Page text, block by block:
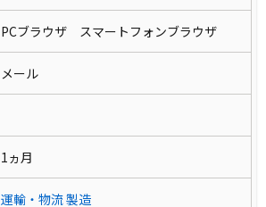
PCブラウザ スマートフォンブラウザ
メール
1ヵ月
運輸・物流製造